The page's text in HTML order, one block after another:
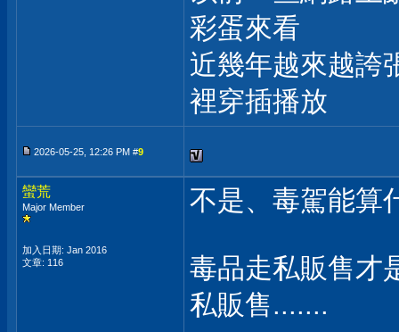
彩蛋來看
近幾年越來越誇
裡穿插播放
2026-05-25, 12:26 PM #9
蠻荒
Major Member
加入日期: Jan 2016
文章: 116
不是、毒駕能算
毒品走私販售才
私販售.......